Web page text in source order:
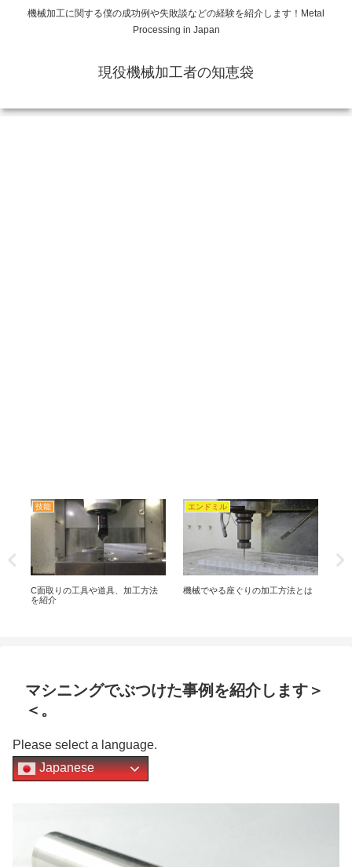
機械加工に関する僕の成功例や失敗談などの経験を紹介します！Metal
Processing in Japan
現役機械加工者の知恵袋
技能
C面取りの工具や道具、加工方法
を紹介
エンドミル
機械でやる座ぐりの加工方法とは
マシニングでぶつけた事例を紹介します＞
＜。
Please select a language.
Japanese